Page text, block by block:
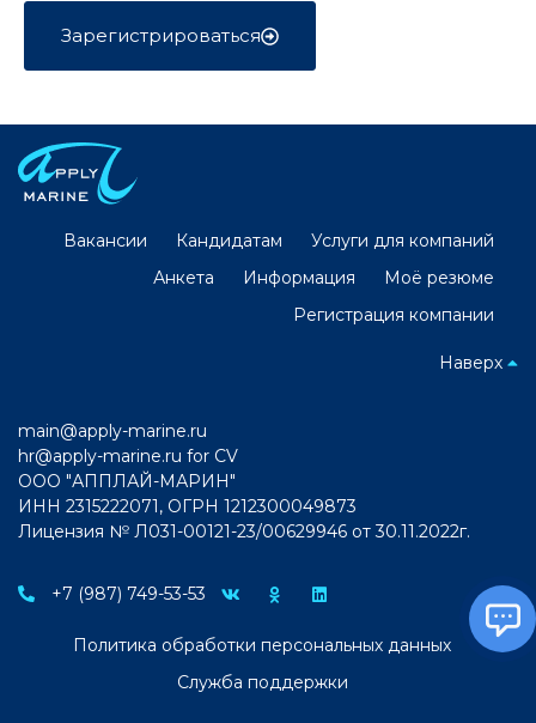
Зарегистрироваться
Вакансии Кандидатам
Услуги для компаний
Анкета
Информация
Моё резюме
Регистрация компании
Наверх
main@apply-marine.ru
hr@apply-marine.ru for CV
ООО "АППЛАЙ-МАРИН"
ИНН 2315222071, ОГРН 1212300049873
Лицензия № Л031-00121-23/00629946 от 30.11.2022г.
+7 (987) 749-53-53
Политика обработки персональных данных
Служба поддержки